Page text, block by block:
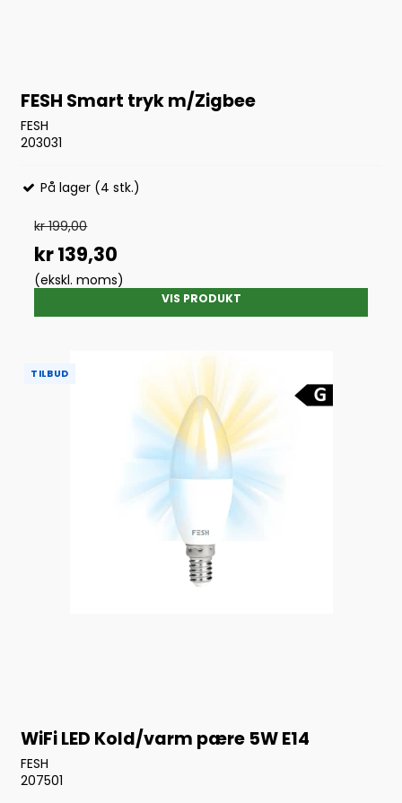
FESH Smart tryk m/Zigbee
FESH
203031
På lager (4 stk.)
kr 199,00
kr 139,30
(ekskl. moms)
VIS PRODUKT
TILBUD
WiFi LED Kold/varm pære 5W E14
FESH
207501